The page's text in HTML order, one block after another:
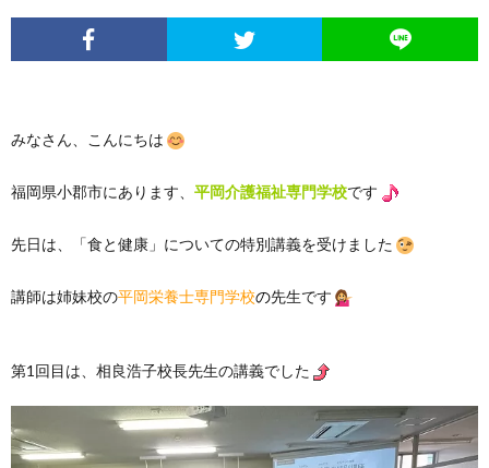
みなさん、こんにちは
福岡県小郡市にあります、 平岡介護福祉専門学校です
先日は、「食と健康」についての特別講義を受けました
講師は姉妹校の平岡栄養士専門学校の先生です
第1回目は、相良浩子校長先生の講義でした